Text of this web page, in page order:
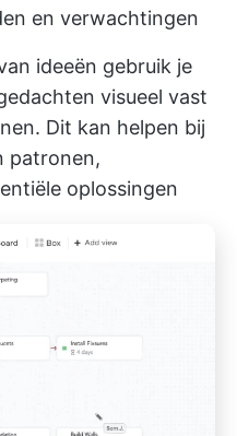
en verwachtingen
ideeën gebruik je
visueel vast
Dit kan helpen bij
patronen,
oplossingen